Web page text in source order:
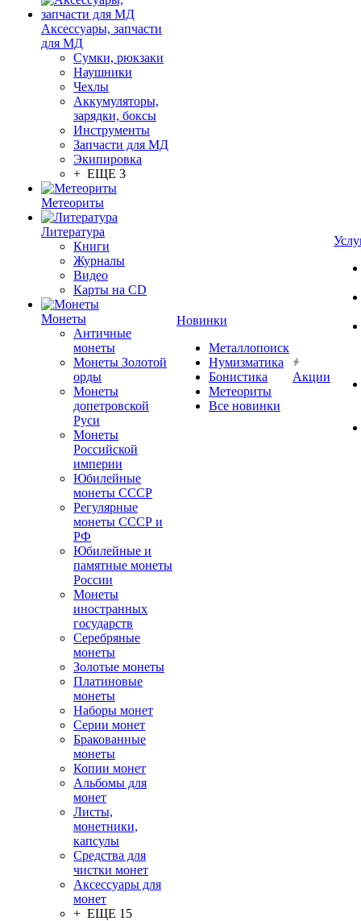
Аксессуары, запчасти
для МД
Сумки, рюкзаки
Наушники
Чехлы
Аккумуляторы,
зарядки, боксы
Инструменты
Запчасти для МД
Экипировка
+ ЕЩЕ 3
Метеориты
Литература
Книги
Журналы
Видео
Карты на CD
Монеты
Античные
монеты
Монеты Золотой
орды
Монеты
допетровской
Руси
Монеты
Российской
империи
Юбилейные
монеты СССР
Регулярные
монеты СССР и
РФ
Юбилейные и
памятные монеты
России
Монеты
иностранных
государств
Серебряные
монеты
Золотые монеты
Платиновые
монеты
Наборы монет
Серии монет
Бракованные
монеты
Копии монет
Альбомы для
монет
Листы,
монетники,
капсулы
Средства для
чистки монет
Аксессуары для
монет
+ ЕЩЕ 15
Новинки
Металлопоиск
Нумизматика
Бонистика
Метеориты
Все новинки
Акции